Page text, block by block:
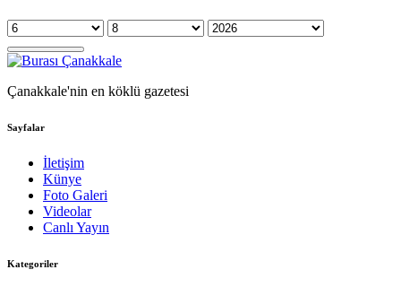
Çanakkale'nin en köklü gazetesi
Sayfalar
İletişim
Künye
Foto Galeri
Videolar
Canlı Yayın
Kategoriler